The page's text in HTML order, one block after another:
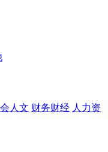
人文 财务财经 人力资